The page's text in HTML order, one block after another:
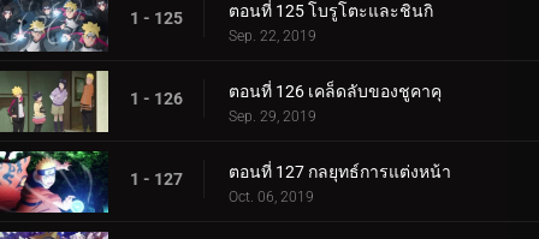
1 - 125 ตอนที่ 125 โบรูโตะและชินกิ
Sep. 22, 2019
1 - 126 ตอนที่ 126 เคล็ดลับของชูคาคุ
Sep. 29, 2019
1 - 127 ตอนที่ 127 กลยุทธ์การแต่งหน้า
Oct. 06, 2019